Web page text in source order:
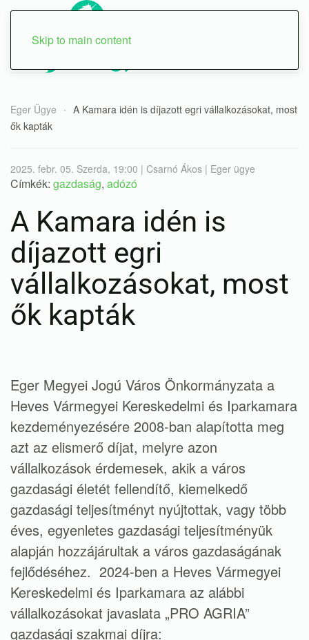
Skip to main content
Eger Ügye
A Kamara idén is díjazott egri vállalkozásokat, most
ők kapták
2025. febr. 05. Szerda, 19:00 | Csarnó Ákos | Eger ügye
Címkék: gazdaság, adózó
A Kamara idén is
díjazott egri
vállalkozásokat, most
ők kapták
Eger Megyei Jogú Város Önkormányzata a
Heves Vármegyei Kereskedelmi és Iparkamara
kezdeményezésére 2008-ban alapította meg
azt az elismerő díjat, melyre azon
vállalkozások érdemesek, akik a város
gazdasági életét fellendítő, kiemelkedő
gazdasági teljesítményt nyújtottak, vagy több
éves, egyenletes gazdasági teljesítményük
alapján hozzájárultak a város gazdaságának
fejlődéséhez. 2024-ben a Heves Vármegyei
Kereskedelmi és Iparkamara az alábbi
vállalkozásokat javaslata „PRO AGRIA”
gazdasági szakmai díjra: